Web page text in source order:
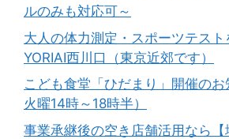
ルのみも対応可～
大人の体力測定・スポーツテスト
YORIAI西川口（東京近郊です）
こども食堂「ひだまり」開催の
火曜14時～18時半）
事業承継後の空き店舗活用なら